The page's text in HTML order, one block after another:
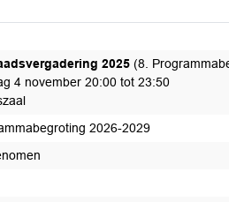
2025 (8.
4 november 20:00 tot 23:50
2026-2029